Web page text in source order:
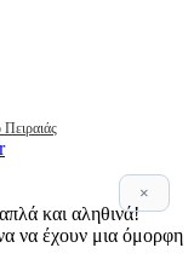
×
και αληθινά!
να έχουν μια όμορφη